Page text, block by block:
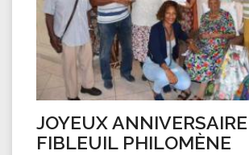
JOYEUX
FIBLEUIL PHILOMÈNE